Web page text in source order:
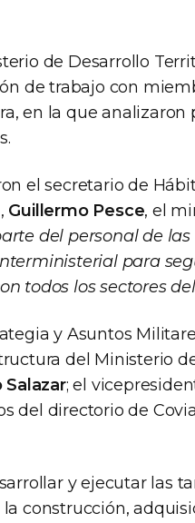
de Desarrollo
de trabajo con
en la que analizaron
el secretario de
Guillermo Pesce, el
del personal de
para
todos los sectores
y Asuntos
del Ministerio
Salazar; el
del directorio de
y ejecutar las
construcción,